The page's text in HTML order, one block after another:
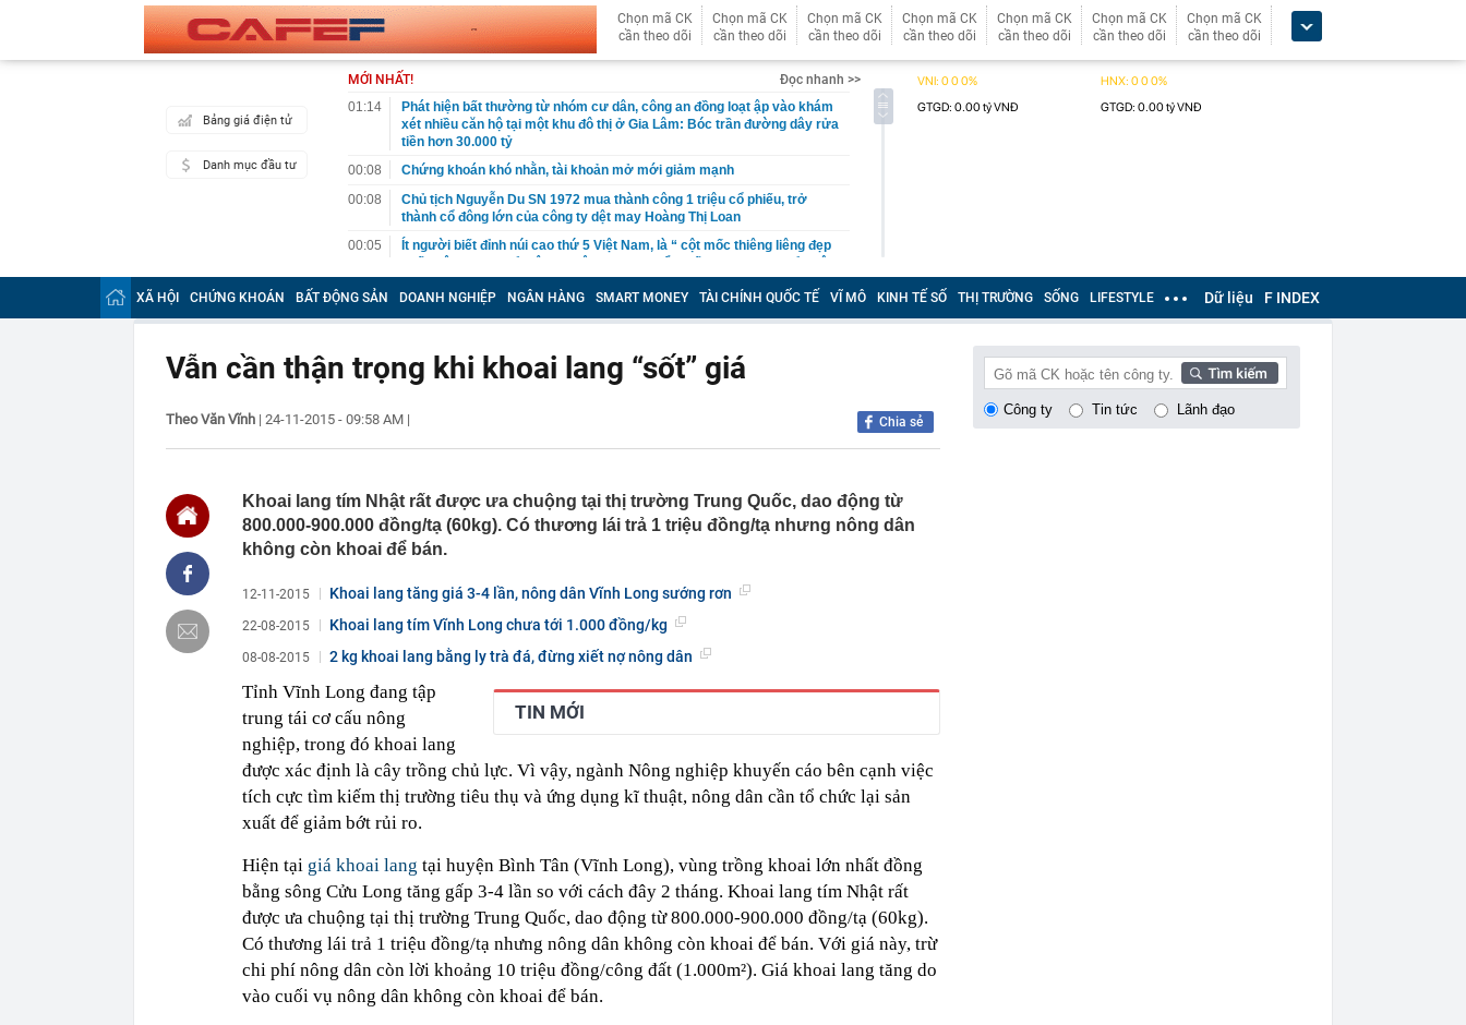
Chọn mã CK
cần theo dõi
Chọn mã CK
cần theo dõi
Chọn mã CK
cần theo dõi
Chọn mã CK
cần theo dõi
Chọn mã CK
cần theo dõi
Chọn mã CK
cần theo dõi
Chọn mã CK
cần theo dõi
Bảng giá điện tử
Danh mục đầu tư
MỚI NHẤT!
Đọc nhanh >>
01:14
Phát hiện bất thường từ nhóm cư dân, công an đồng loạt ập vào khám
xét nhiều căn hộ tại một khu đô thị ở Gia Lâm: Bóc trần đường dây rửa
tiền hơn 30.000 tỷ
00:08
Chứng khoán khó nhằn, tài khoản mở mới giảm mạnh
00:08
Chủ tịch Nguyễn Du SN 1972 mua thành công 1 triệu cổ phiếu, trở
thành cổ đông lớn của công ty dệt may Hoàng Thị Loan
00:05
Ít người biết đỉnh núi cao thứ 5 Việt Nam, là “ cột mốc thiêng liêng đẹp
trekking
Việt Nam có 1 hệ thống y khoa tư nhân sở hữu 14 bệnh viện, 2.900
giường bệnh, vừa được vinh danh "Hệ thống Y khoa tốt nhất Việt Nam
00:05
56 mã chứng khoán bị HoSE cắt margin trong tháng 8
năm 2026, lợi nhuận tăng hơn 120%
00:03
Chứng khoán Vietcap dự phóng VN-Index có thể chạm mốc 1.885 điểm
00:01
VNPT nắm giữ lượng tiền hơn 62.000 tỷ đồng, lớn hơn cả Vinhomes,
Viettel Global
00:01
Nắm trong tay Điện Máy Xanh, Bách Hóa Xanh, An Khang, vốn hóa
MWG chỉ ngang DMX
00:01
Khám xét ngôi nhà cổ, phát hiện 'kho báu' gồm 1.000 đồng tiền vàng và
5 thỏi vàng giấu trong nhiều ngăn bí mật - giá trị hơn 18 tỷ đồng
23:28
4 dấu hiệu nhận biết ngôi nhà có phong thuỷ không thuận lợi
23:12
Quốc gia có lượng khách đến Việt Nam đông nhất 7 tháng đầu năm,
23:01
Người bán trái cây tiết lộ: Khách thường chọn quả to, người trong
nghề lại kiểm tra 5 chi tiết này trước
23:00
Tiếp viên tàu cao tốc quỳ gối 1h an ủi khách: 7 năm sau ở khách sạn 5
sao nhiều hơn ở nhà, bay hạng thương gia
22:34
Cụ bà 70 tuổi có xương trẻ khỏe như phụ nữ 30, bác sĩ kinh ngạc khi
22:31
Giá vàng vượt 4.300 USD/ounce, chuyên gia dự báo đỉnh mới
22:30
Một doanh nghiệp dầu khí đem hơn 42.200 tỷ đồng gửi ngân hàng
22:08
Lời khuyên cho những người không rút điện ấm siêu tốc trước khi ngủ
XÃ HỘI CHỨNG KHOÁN BẤT ĐỘNG SẢN DOANH NGHIỆP NGÂN HÀNG SMART MONEY TÀI CHÍNH QUỐC TẾ VĨ MÔ KINH TẾ SỐ THỊ TRƯỜNG SỐNG LIFESTYLE Dữ liệu F INDEX
Vẫn cần thận trọng khi khoai lang “sốt” giá
Theo Văn Vĩnh | 24-11-2015 - 09:58 AM | Chia sẻ
Khoai lang tím Nhật rất được ưa chuộng tại thị trường Trung Quốc, dao động từ
800.000-900.000 đồng/tạ (60kg). Có thương lái trả 1 triệu đồng/tạ nhưng nông dân
không còn khoai để bán.
12-11-2015 Khoai lang tăng giá 3-4 lần, nông dân Vĩnh Long sướng rơn
22-08-2015 Khoai lang tím Vĩnh Long chưa tới 1.000 đồng/kg
08-08-2015 2 kg khoai lang bằng ly trà đá, đừng xiết nợ nông dân
TIN MỚI
Tỉnh Vĩnh Long đang tập
trung tái cơ cấu nông
nghiệp, trong đó khoai lang
được xác định là cây trồng chủ lực. Vì vậy, ngành Nông nghiệp khuyến cáo bên cạnh việc
tích cực tìm kiếm thị trường tiêu thụ và ứng dụng kĩ thuật, nông dân cần tổ chức lại sản
xuất để giảm bớt rủi ro.
Hiện tại giá khoai lang tại huyện Bình Tân (Vĩnh Long), vùng trồng khoai lớn nhất đồng
bằng sông Cửu Long tăng gấp 3-4 lần so với cách đây 2 tháng. Khoai lang tím Nhật rất
được ưa chuộng tại thị trường Trung Quốc, dao động từ 800.000-900.000 đồng/tạ (60kg).
Có thương lái trả 1 triệu đồng/tạ nhưng nông dân không còn khoai để bán. Với giá này, trừ
chi phí nông dân còn lời khoảng 10 triệu đồng/công đất (1.000m²). Giá khoai lang tăng do
vào cuối vụ nông dân không còn khoai để bán.
Công ty Tin tức Lãnh đạo